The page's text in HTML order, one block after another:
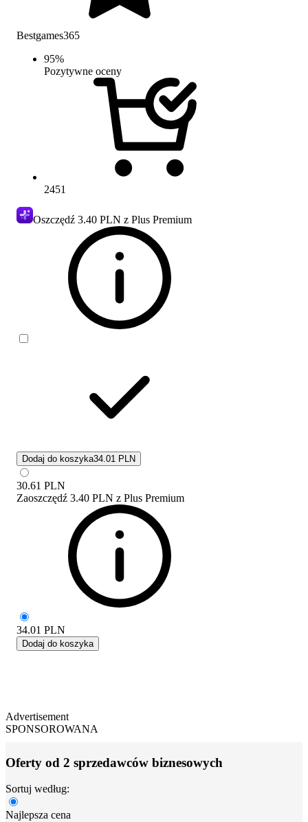
Bestgames365
95%
Pozytywne oceny
2451
Oszczędź 3.40 PLN z Plus Premium
Dodaj do koszyka34.01 PLN
30.61 PLN
Zaoszczędź 3.40 PLN z Plus Premium
34.01 PLN
Dodaj do koszyka
Advertisement
SPONSOROWANA
Oferty od 2 sprzedawców biznesowych
Sortuj według:
Najlepsza cena